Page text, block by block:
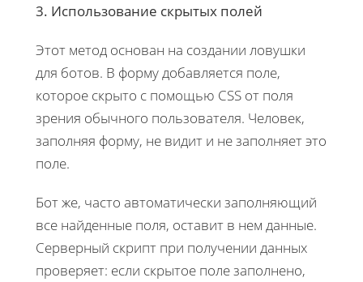
3. Использование скрытых полей
Этот метод основан на создании ловушки
для ботов. В форму добавляется поле,
которое скрыто с помощью CSS от поля
зрения обычного пользователя. Человек,
заполняя форму, не видит и не заполняет это
поле.
​​​​​​​Бот же, часто автоматически заполняющий
все найденные поля, оставит в нем данные.
Серверный скрипт при получении данных
проверяет: если скрытое поле заполнено,